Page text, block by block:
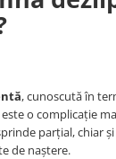
nou-nascuti
, cunoscută în
este o complicație
parțial, chiar
de naștere.